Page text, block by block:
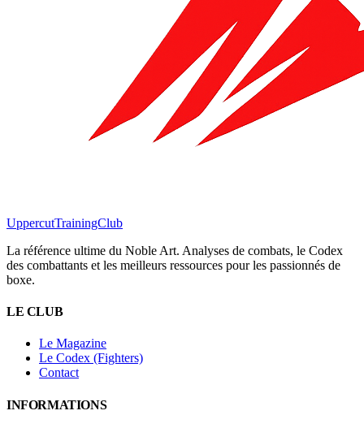
UppercutTrainingClub
La référence ultime du Noble Art. Analyses de combats, le Codex
des combattants et les meilleurs ressources pour les passionnés de
boxe.
LE CLUB
Le Magazine
Le Codex (Fighters)
Contact
INFORMATIONS